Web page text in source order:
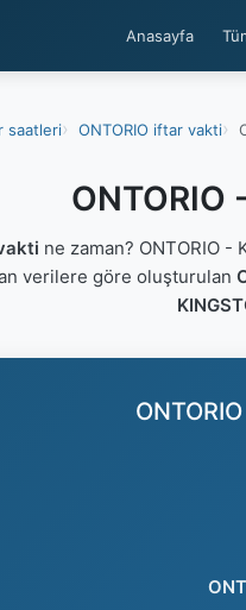
Anasayfa
saatleri ONTORIO iftar vakti
ne zaman? ONTORIO -
verilere göre oluşturulan